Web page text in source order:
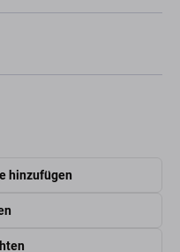
hinzufügen